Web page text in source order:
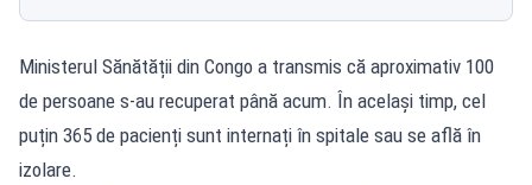
Ministerul Sănătății din Congo a transmis că aproximativ 100
de persoane s-au recuperat până acum. În același timp, cel
puțin 365 de pacienți sunt internați în spitale sau se află în
izolare.